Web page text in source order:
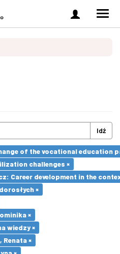
Zaloguj
się
Idź
of the vocational education
challenges ×
Career development in the
×
×
wiedzy ×
×